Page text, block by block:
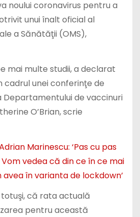
unui înalt oficial al
a Sănătăţii (OMS),
mai multe studii, a declarat
cadrul unei conferinţe de
de vaccinuri
O’Brian, scrie
Marinescu: ‘Pas cu pas
vedea că din ce în ce mai
în varianta de lockdown’
totuşi, că rata actuală
pentru această
mai clară odată ce se va